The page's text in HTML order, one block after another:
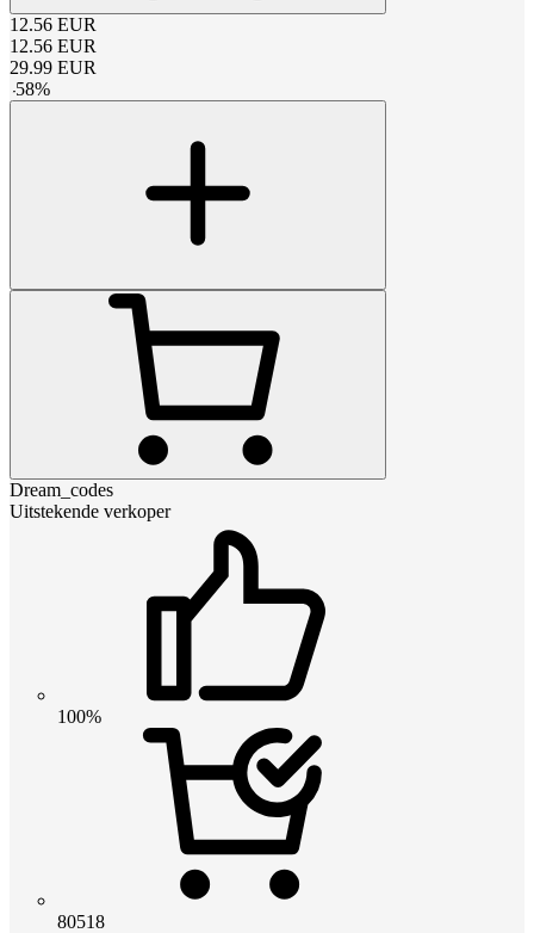
12.56 EUR
12.56 EUR
29.99 EUR
-58%
Dream_codes
Uitstekende verkoper
100%
80518